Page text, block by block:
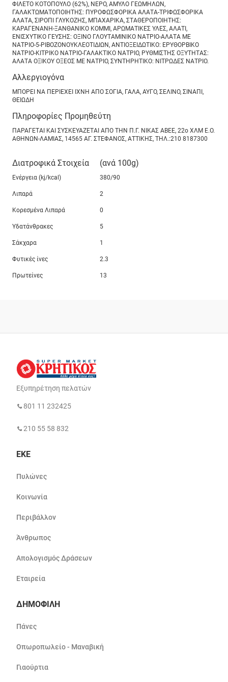
ΦΙΛΕΤΟ ΚΟΤΟΠΟΥΛΟ (62%), ΝΕΡΟ, ΑΜΥΛΟ ΓΕΩΜΗΛΩΝ,
ΓΑΛΑΚΤΩΜΑΤΟΠΟΙΗΤΗΣ: ΠΥΡΟΦΩΣΦΟΡΙΚΑ ΑΛΑΤΑ-ΤΡΙΦΩΣΦΟΡΙΚΑ
ΑΛΑΤΑ, ΣΙΡΟΠΙ ΓΛΥΚΟΖΗΣ, ΜΠΑΧΑΡΙΚΑ, ΣΤΑΘΕΡΟΠΟΙΗΤΗΣ:
ΚΑΡΑΓΕΝΑΝΗ-ΞΑΝΘΑΝΙΚΟ ΚΟΜΜΙ, ΑΡΩΜΑΤΙΚΕΣ ΥΛΕΣ, ΑΛΑΤΙ,
ΕΝΙΣΧΥΤΙΚΟ ΓΕΥΣΗΣ: ΟΞΙΝΟ ΓΛΟΥΤΑΜΙΝΙΚΟ ΝΑΤΡΙΟ-ΑΛΑΤΑ ΜΕ
ΝΑΤΡΙΟ-5-ΡΙΒΟΖΟΝΟΥΚΛΕΟΤΙΔΙΩΝ, ΑΝΤΙΟΞΕΙΔΩΤΙΚΟ: ΕΡΥΘΟΡΒΙΚΟ
ΝΑΤΡΙΟ-ΚΙΤΡΙΚΟ ΝΑΤΡΙΟ-ΓΑΛΑΚΤΙΚΟ ΝΑΤΡΙΟ, ΡΥΘΜΙΣΤΗΣ ΟΞΥΤΗΤΑΣ:
ΑΛΑΤΑ ΟΞΙΚΟΥ ΟΞΕΟΣ ΜΕ ΝΑΤΡΙΟ, ΣΥΝΤΗΡΗΤΙΚΟ: ΝΙΤΡΩΔΕΣ ΝΑΤΡΙΟ.
Αλλεργιογόνα
ΜΠΟΡΕΙ ΝΑ ΠΕΡΙΕΧΕΙ ΙΧΝΗ ΑΠΟ ΣΟΓΙΑ, ΓΑΛΑ, ΑΥΓΟ, ΣΕΛΙΝΟ, ΣΙΝΑΠΙ,
ΘΕΙΩΔΗ
Πληροφορίες Προμηθεύτη
ΠΑΡΑΓΕΤΑΙ ΚΑΙ ΣΥΣΚΕΥΑΖΕΤΑΙ ΑΠΟ ΤΗΝ Π.Γ. ΝΙΚΑΣ ΑΒΕΕ, 22ο ΧΛΜ Ε.Ο.
ΑΘΗΝΩΝ-ΛΑΜΙΑΣ, 14565 ΑΓ. ΣΤΕΦΑΝΟΣ, ΑΤΤΙΚΗΣ, ΤΗΛ.:210 8187300
Διατροφικά Στοιχεία (ανά 100g)
Ενέργεια (kj/kcal) 380/90
Λιπαρά 2
Κορεσμένα Λιπαρά 0
Υδατάνθρακες 5
Σάκχαρα 1
Φυτικές ίνες 2.3
Πρωτείνες 13
Εξυπηρέτηση πελατών
801 11 232425
210 55 58 832
ΕΚΕ
Πυλώνες
Κοινωνία
Περιβάλλον
Άνθρωπος
Απολογισμός Δράσεων
Εταιρεία
ΔΗΜΟΦΙΛΗ
Πάνες
Οπωροπωλείο - Μαναβική
Γιαούρτια